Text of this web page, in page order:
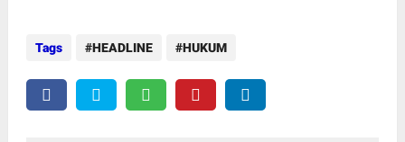
Tags HEADLINE HUKUM